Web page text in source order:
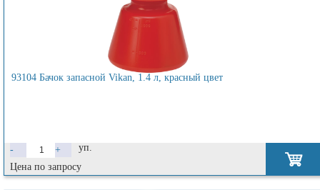
93104 Бачок запасной Vikan, 1.4 л, красный цвет
- +
уп.
Цена по запросу